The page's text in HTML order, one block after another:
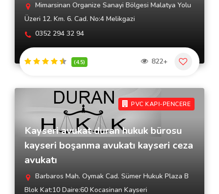
Mimarsinan Organize Sanayi Bölgesi Malatya Yolu
Üzeri 12. Km. 6. Cad. No:4 Melikgazi
0352 294 32 94
(4.5) 822+
PVC KAPI-PENCERE
Kayseri avukat duran hukuk bürosu
kayseri boşanma avukatı kayseri ceza
avukatı
Barbaros Mah. Oymak Cad. Sümer Hukuk Plaza B
Blok Kat:10 Daire:60 Kocasinan Kayseri